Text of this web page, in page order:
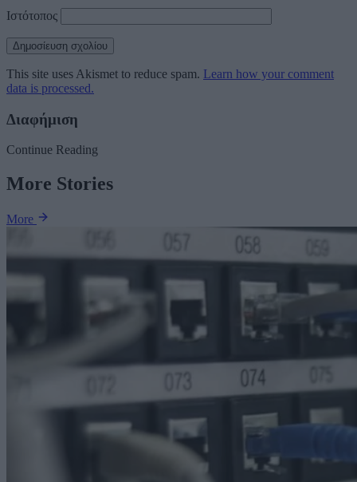
Ιστότοπος
This site uses Akismet to reduce spam. Learn how your comment
data is processed.
Διαφήμιση
Continue Reading
More Stories
More